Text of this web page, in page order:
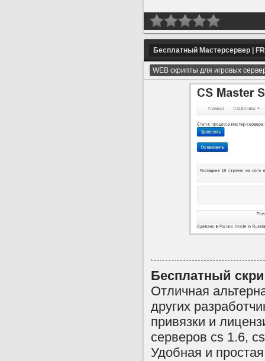
Бесплатный Мастерсервер |
WEB скрипты для игровых
Бесплатный
Отличная
других
привязки и
серверов cs 1.6,
Удобная и